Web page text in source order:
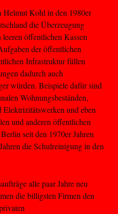
Helmut Kohl in den 1980er
die Überzeugung
öffentlichen Kassen
der öffentlichen
Infrastruktur füllen
dadurch auch
würden. Beispiele dafür sind
Wohnungsbeständen,
Elektrizitätswerken und eben
und anderen öffentlichen
seit den 1970er Jahren
die Schulreinigung in den
alle paar Jahre neu
die billigsten Firmen den